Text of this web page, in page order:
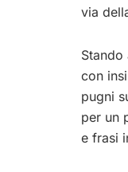
via
Stando
con
pugni
per un
e frasi